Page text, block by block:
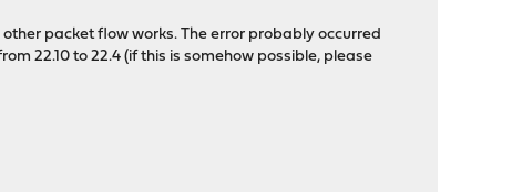
packet flow works. The error probably occurred
22.10 to 22.4 (if this is somehow possible, please